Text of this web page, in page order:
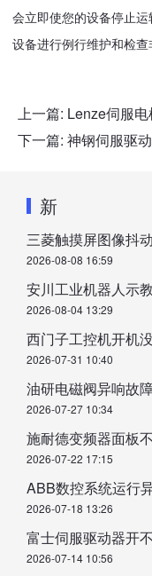
会立即使您的设备停止
设备进行例行维护和检查
上一篇: Lenze伺服
下一篇: 神钢伺服驱
新
三菱触摸屏图像抖
2026-08-08 16:59
安川工业机器人示
2026-08-04 13:29
西门子工控机开机
2026-07-31 10:40
油研电磁阀异响故
2026-07-27 10:34
施耐德变频器面板
2026-07-22 17:15
ABB数控系统运行
2026-07-18 13:26
富士伺服驱动器开
2026-07-14 10:56